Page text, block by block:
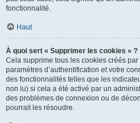
fonctionnalité.
Haut
À quoi sert « Supprimer les cookies » ?
Cela supprime tous les cookies créés
paramètres d’authentification et votre
des fonctionnalités telles que les
non lu) si cela a été activé par un
des problèmes de connexion ou de
pourrait les résoudre.